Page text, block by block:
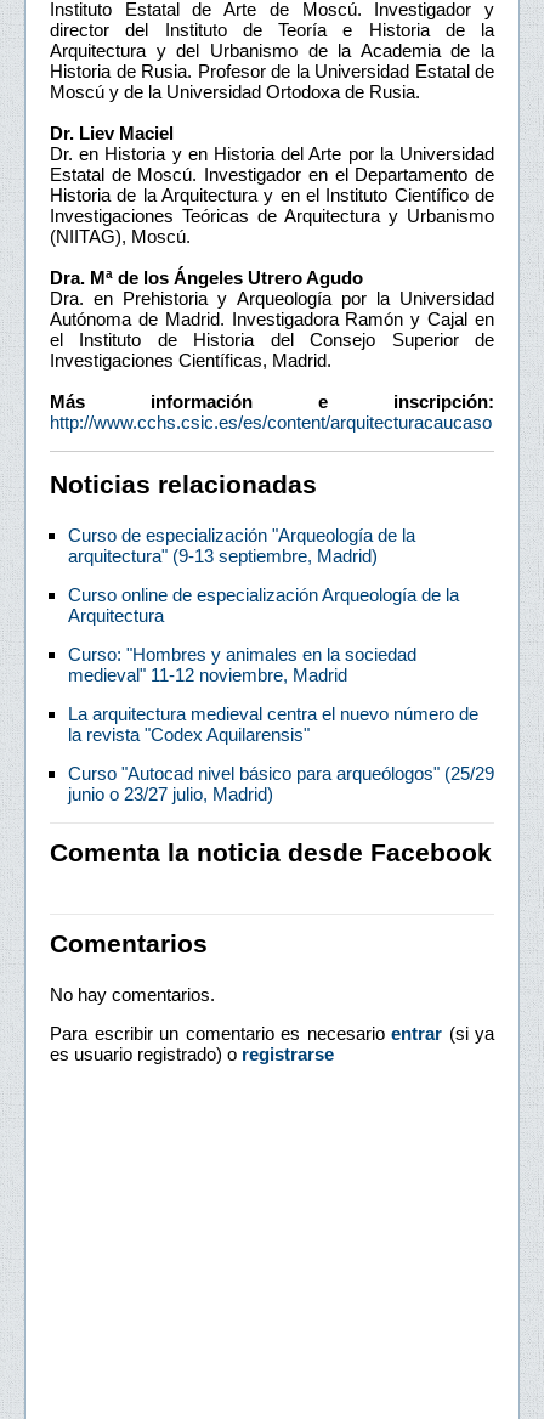
Instituto Estatal de Arte de Moscú. Investigador y
director del Instituto de Teoría e Historia de la
Arquitectura y del Urbanismo de la Academia de la
Historia de Rusia. Profesor de la Universidad Estatal de
Moscú y de la Universidad Ortodoxa de Rusia.
Dr. Liev Maciel
Dr. en Historia y en Historia del Arte por la Universidad
Estatal de Moscú. Investigador en el Departamento de
Historia de la Arquitectura y en el Instituto Científico de
Investigaciones Teóricas de Arquitectura y Urbanismo
(NIITAG), Moscú.
Dra. Mª de los Ángeles Utrero Agudo
Dra. en Prehistoria y Arqueología por la Universidad
Autónoma de Madrid. Investigadora Ramón y Cajal en
el Instituto de Historia del Consejo Superior de
Investigaciones Científicas, Madrid.
Más información e inscripción:
http://www.cchs.csic.es/es/content/arquitecturacaucaso
Noticias relacionadas
Curso de especialización "Arqueología de la
arquitectura" (9-13 septiembre, Madrid)
Curso online de especialización Arqueología de la
Arquitectura
Curso: "Hombres y animales en la sociedad
medieval" 11-12 noviembre, Madrid
La arquitectura medieval centra el nuevo número de
la revista "Codex Aquilarensis"
Curso "Autocad nivel básico para arqueólogos" (25/29
junio o 23/27 julio, Madrid)
Comenta la noticia desde Facebook
Comentarios
No hay comentarios.
Para escribir un comentario es necesario entrar (si ya
es usuario registrado) o registrarse